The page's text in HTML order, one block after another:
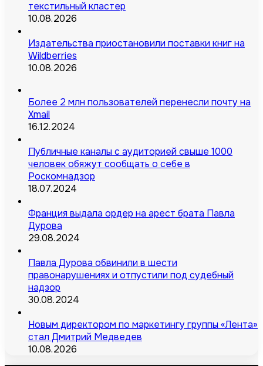
текстильный кластер
10.08.2026
Издательства приостановили поставки книг на
Wildberries
10.08.2026
Более 2 млн пользователей перенесли почту на
Xmail
16.12.2024
Публичные каналы с аудиторией свыше 1000
человек обяжут сообщать о себе в
Роскомнадзор
18.07.2024
Франция выдала ордер на арест брата Павла
Дурова
29.08.2024
Павла Дурова обвинили в шести
правонарушениях и отпустили под судебный
надзор
30.08.2024
Новым директором по маркетингу группы «Лента»
стал Дмитрий Медведев
10.08.2026